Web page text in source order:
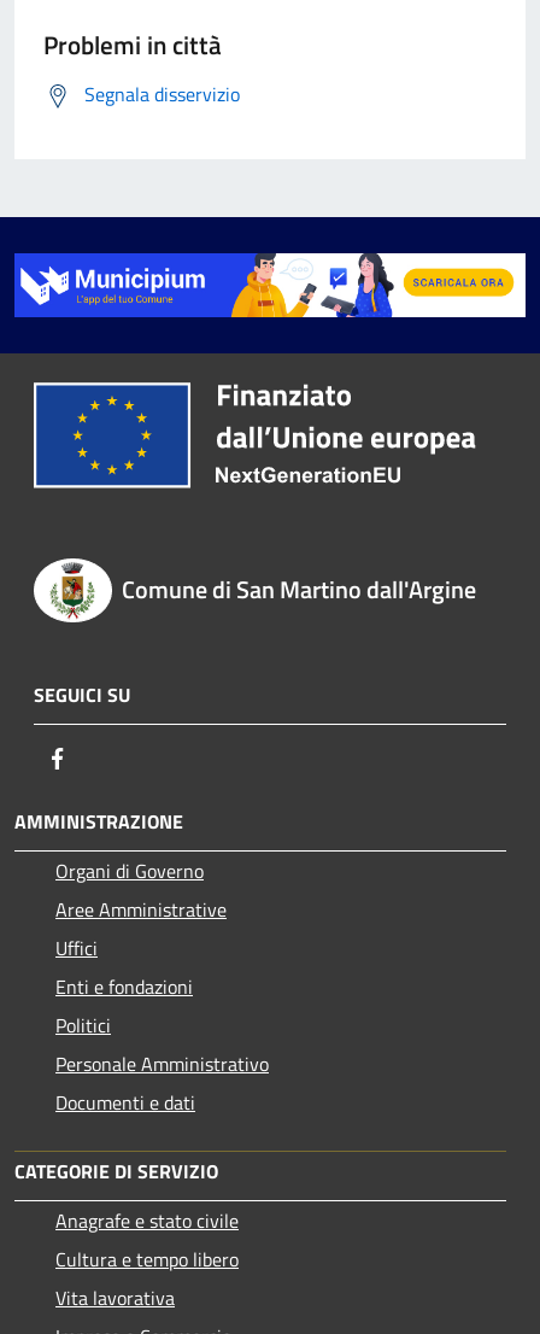
Problemi in città
Segnala disservizio
Comune di San Martino dall'Argine
SEGUICI SU
AMMINISTRAZIONE
Organi di Governo
Aree Amministrative
Uffici
Enti e fondazioni
Politici
Personale Amministrativo
Documenti e dati
CATEGORIE DI SERVIZIO
Anagrafe e stato civile
Cultura e tempo libero
Vita lavorativa